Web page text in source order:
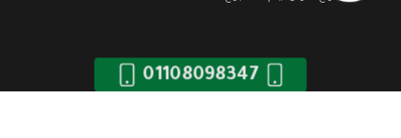
01108098347